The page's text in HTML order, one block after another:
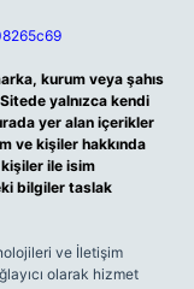
kurum veya şahıs
yalnızca kendi
yer alan içerikler
ve kişiler hakkında
kişiler ile isim
bilgiler taslak
ve İletişim
olarak hizmet